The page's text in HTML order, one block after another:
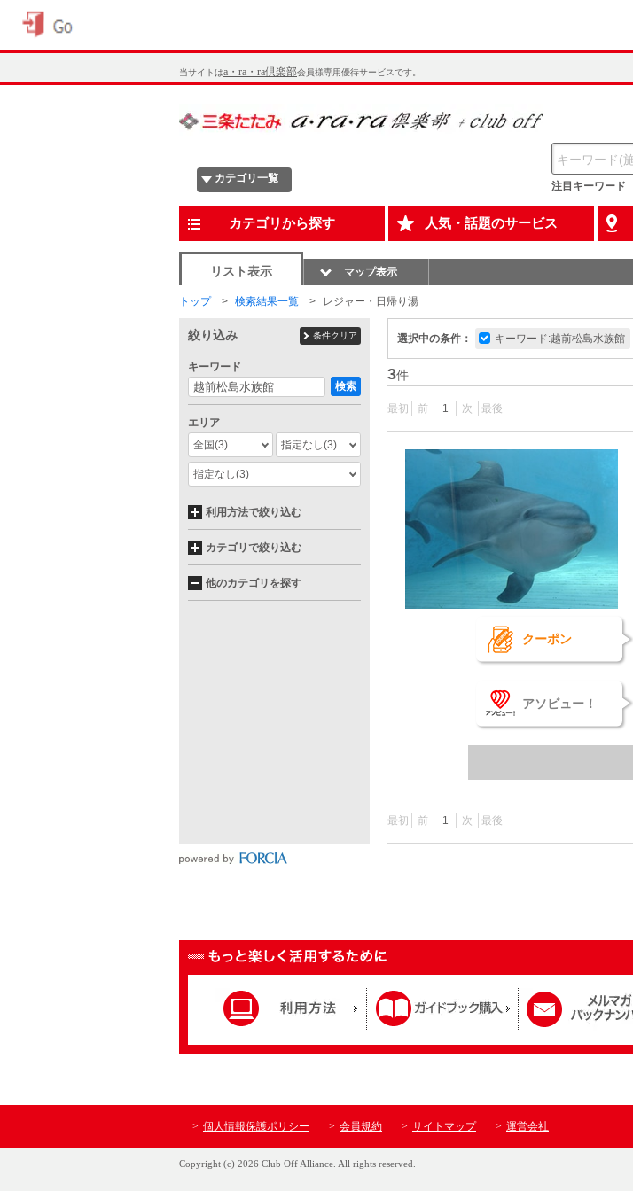
当サイトはa・ra・ra倶楽部会員様専用優待サービスです。
カテゴリ一覧
注目キーワード
カテゴリから探す 人気・話題のサービス
リスト表示 マップ表示
トップ 検索結果一覧 レジャー・日帰り湯
選択中の条件： キーワード:越前松島水族館
3件
最初 前 1 次 最後
クーポン
アソビュー！
最初 前 1 次 最後
絞り込み 条件クリア
キーワード
検索
エリア
全国(3) 指定なし(3)
指定なし(3)
利用方法で絞り込む
カテゴリで絞り込む
他のカテゴリを探す
個人情報保護ポリシー 会員規約 サイトマップ 運営会社
Copyright (c) 2026 Club Off Alliance. All rights reserved.